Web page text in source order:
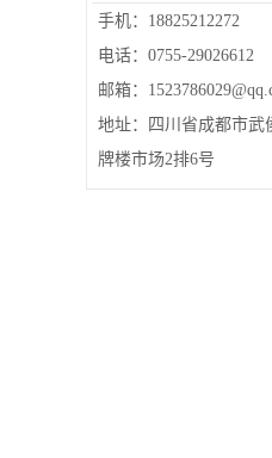
手机：18825212272
电话：0755-29026612
邮箱：
地址：四川省成都市武
牌楼市场2排6号